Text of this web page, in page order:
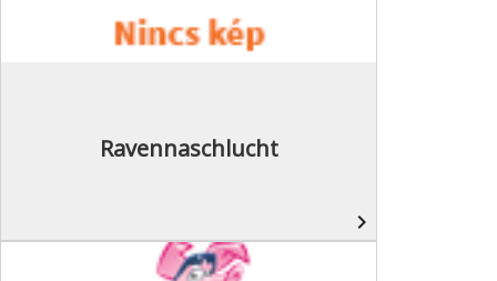
Ravennaschlucht
navigate_next